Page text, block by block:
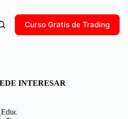
Curso Gratis de Trading
INTERESAR